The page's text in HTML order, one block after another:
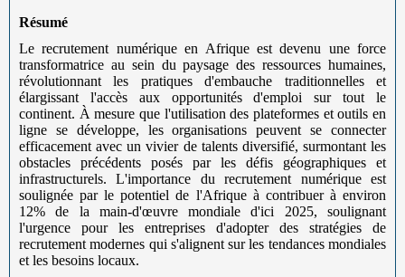
Résumé
Le recrutement numérique en Afrique est devenu une force
transformatrice au sein du paysage des ressources humaines,
révolutionnant les pratiques d'embauche traditionnelles et
élargissant l'accès aux opportunités d'emploi sur tout le
continent. À mesure que l'utilisation des plateformes et outils en
ligne se développe, les organisations peuvent se connecter
efficacement avec un vivier de talents diversifié, surmontant les
obstacles précédents posés par les défis géographiques et
infrastructurels. L'importance du recrutement numérique est
soulignée par le potentiel de l'Afrique à contribuer à environ
12% de la main-d'œuvre mondiale d'ici 2025, soulignant
l'urgence pour les entreprises d'adopter des stratégies de
recrutement modernes qui s'alignent sur les tendances mondiales
et les besoins locaux.